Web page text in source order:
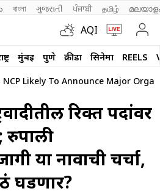
বাংলা ગુજરાતી ਪੰਜਾਬੀ தமிழ்
AQI
मुंबई पुणे क्रीडा सिनेमा REELS
NCP Likely To Announce Major
रिक्त पदांवर
रुपाली
या नावाची चर्चा,
घडणार?